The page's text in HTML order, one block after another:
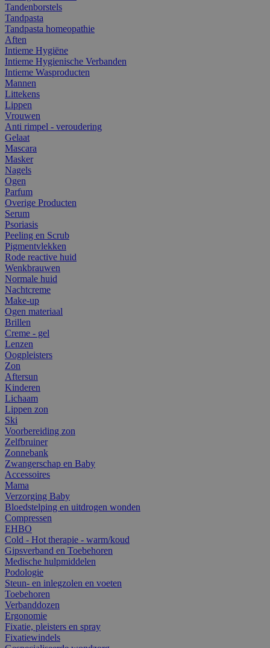
Tandenborstels
Tandpasta
Tandpasta homeopathie
Aften
Intieme Hygiëne
Intieme Hygienische Verbanden
Intieme Wasproducten
Mannen
Littekens
Lippen
Vrouwen
Anti rimpel - veroudering
Gelaat
Mascara
Masker
Nagels
Ogen
Parfum
Overige Producten
Serum
Psoriasis
Peeling en Scrub
Pigmentvlekken
Rode reactive huid
Wenkbrauwen
Normale huid
Nachtcreme
Make-up
Ogen materiaal
Brillen
Creme - gel
Lenzen
Oogpleisters
Zon
Aftersun
Kinderen
Lichaam
Lippen zon
Ski
Voorbereiding zon
Zelfbruiner
Zonnebank
Zwangerschap en Baby
Accessoires
Mama
Verzorging Baby
Bloedstelping en uitdrogen wonden
Compressen
EHBO
Cold - Hot therapie - warm/koud
Gipsverband en Toebehoren
Medische hulpmiddelen
Podologie
Steun- en inlegzolen en voeten
Toebehoren
Verbanddozen
Ergonomie
Fixatie, pleisters en spray
Fixatiewindels